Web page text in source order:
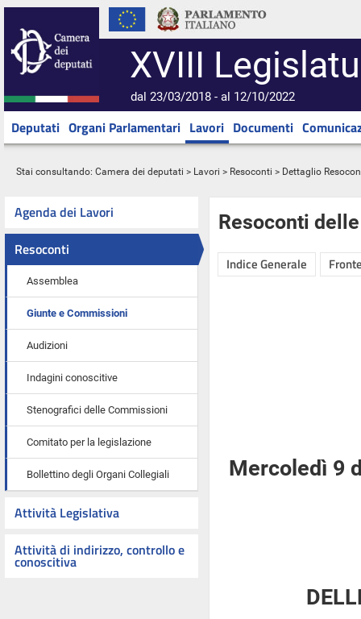
XVIII
dal 23/03/2018 - al 12/10/2022
Deputati Organi Parlamentari Lavori Documenti
Stai consultando: Camera dei deputati > Lavori > Resoconti > Dettaglio
Agenda dei Lavori
Resoconti
Assemblea
Giunte e Commissioni
Audizioni
Indagini conoscitive
Stenografici delle Commissioni
Comitato per la legislazione
Bollettino degli Organi Collegiali
Attività Legislativa
Attività di indirizzo, controllo e
conoscitiva
Resoconti
Indice Generale
Mercoledì 9